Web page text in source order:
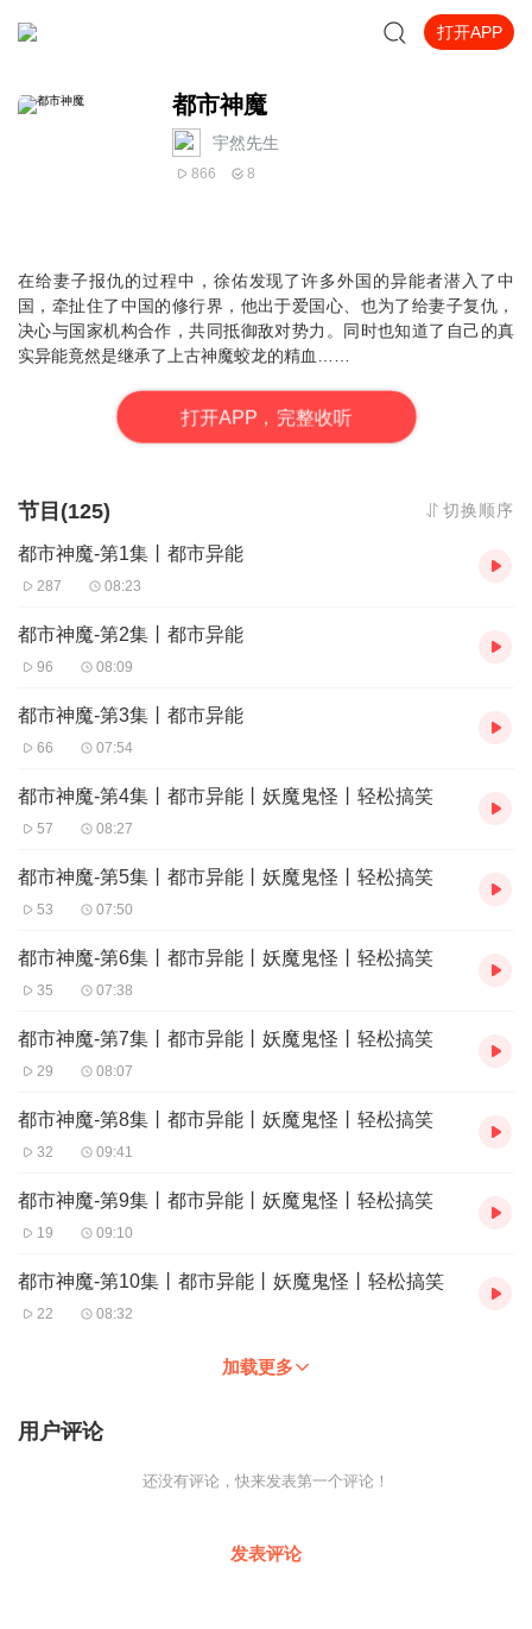
打开APP
都市神魔
宇然先生
866 8
在给妻子报仇的过程中，徐佑发现了许多外国的异能者潜入了中
国，牵扯住了中国的修行界，他出于爱国心、也为了给妻子复仇，
决心与国家机构合作，共同抵御敌对势力。同时也知道了自己的真
实异能竟然是继承了上古神魔蛟龙的精血……
打开APP，完整收听
节目(125) 切换顺序
都市神魔-第1集丨都市异能
287 08:23
都市神魔-第2集丨都市异能
96 08:09
都市神魔-第3集丨都市异能
66 07:54
都市神魔-第4集丨都市异能丨妖魔鬼怪丨轻松搞笑
57 08:27
都市神魔-第5集丨都市异能丨妖魔鬼怪丨轻松搞笑
53 07:50
都市神魔-第6集丨都市异能丨妖魔鬼怪丨轻松搞笑
35 07:38
都市神魔-第7集丨都市异能丨妖魔鬼怪丨轻松搞笑
29 08:07
都市神魔-第8集丨都市异能丨妖魔鬼怪丨轻松搞笑
32 09:41
都市神魔-第9集丨都市异能丨妖魔鬼怪丨轻松搞笑
19 09:10
都市神魔-第10集丨都市异能丨妖魔鬼怪丨轻松搞笑
22 08:32
加载更多
用户评论
还没有评论，快来发表第一个评论！
发表评论